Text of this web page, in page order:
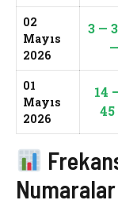
02
Mayıs
2026
3 —
01
Mayıs
2026
14
45
Numaralar